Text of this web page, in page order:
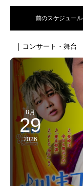
前のスケジュール
| コンサート・舞台
8月
29
2026